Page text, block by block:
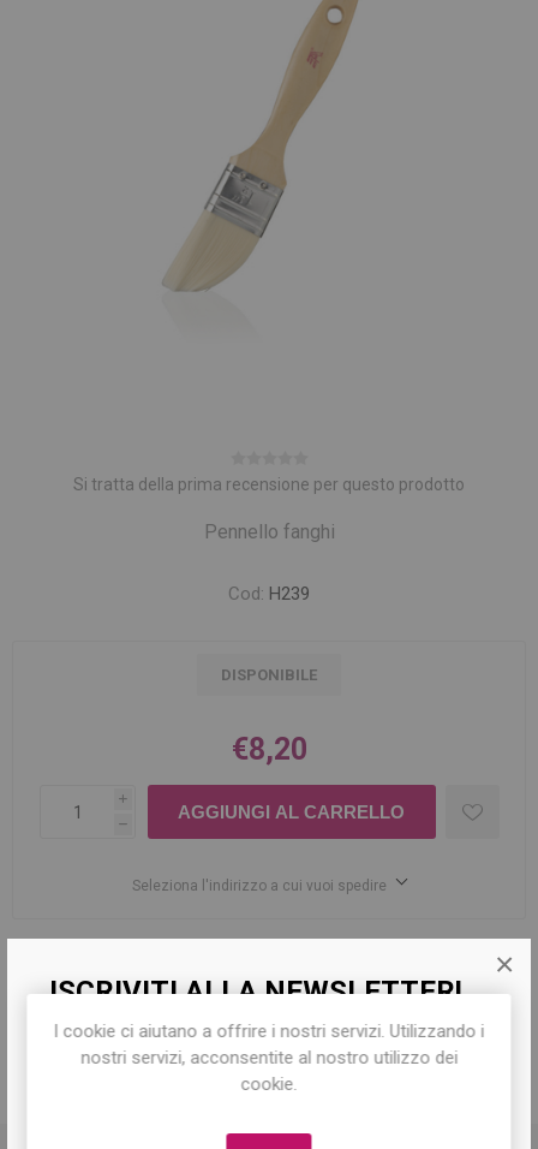
ISCRIVITI ALLA NEWSLETTER!
Iscriviti per conoscere le nostre ultime
offerte e ricevere il10% di sconto
×
Si tratta della prima recensione per questo prodotto
Pennello fanghi
Cod: H239
DISPONIBILE
€8,20
i
h
Seleziona l'indirizzo a cui vuoi spedire
DESCRIZIONE
I cookie ci aiutano a offrire i nostri servizi. Utilizzando i
nostri servizi, acconsentite al nostro utilizzo dei
cookie.